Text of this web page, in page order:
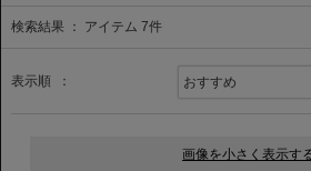
検索結果 ： アイテム 7件
表示順 ：